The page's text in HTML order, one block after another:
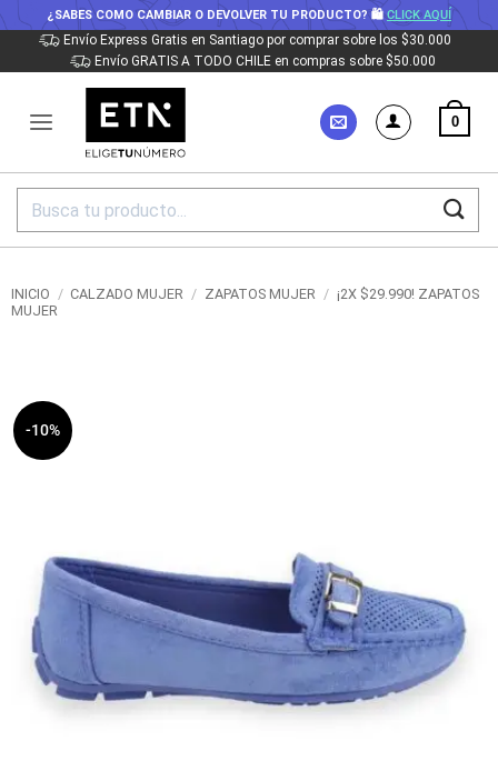
¿SABES COMO CAMBIAR O DEVOLVER TU PRODUCTO? 🛍CLICK AQUÍ
Saltar
al
Envío Express Gratis en Santiago por comprar sobre los $30.000
Envío GRATIS A TODO CHILE en compras sobre $50.000
0
Buscar
INICIO / CALZADO MUJER / ZAPATOS MUJER / ¡2X $29.990! ZAPATOS
MUJER
-10%